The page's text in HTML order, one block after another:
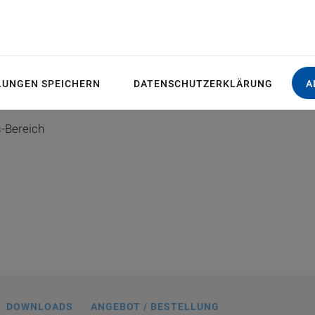
SPEICHERN DATENSCHUTZERKLÄRUNG
Bereich
Objektträgerhalter, Abmessungen in
DOWNLOADS ANGEBOT / BESTELLUNG